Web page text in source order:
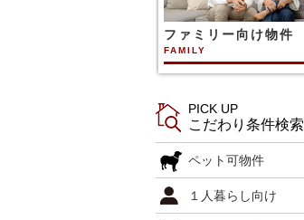
ファミリー向け物件
FAMILY
PICK UP
こだわり条件検索
ペット可物件
１人暮らし向け